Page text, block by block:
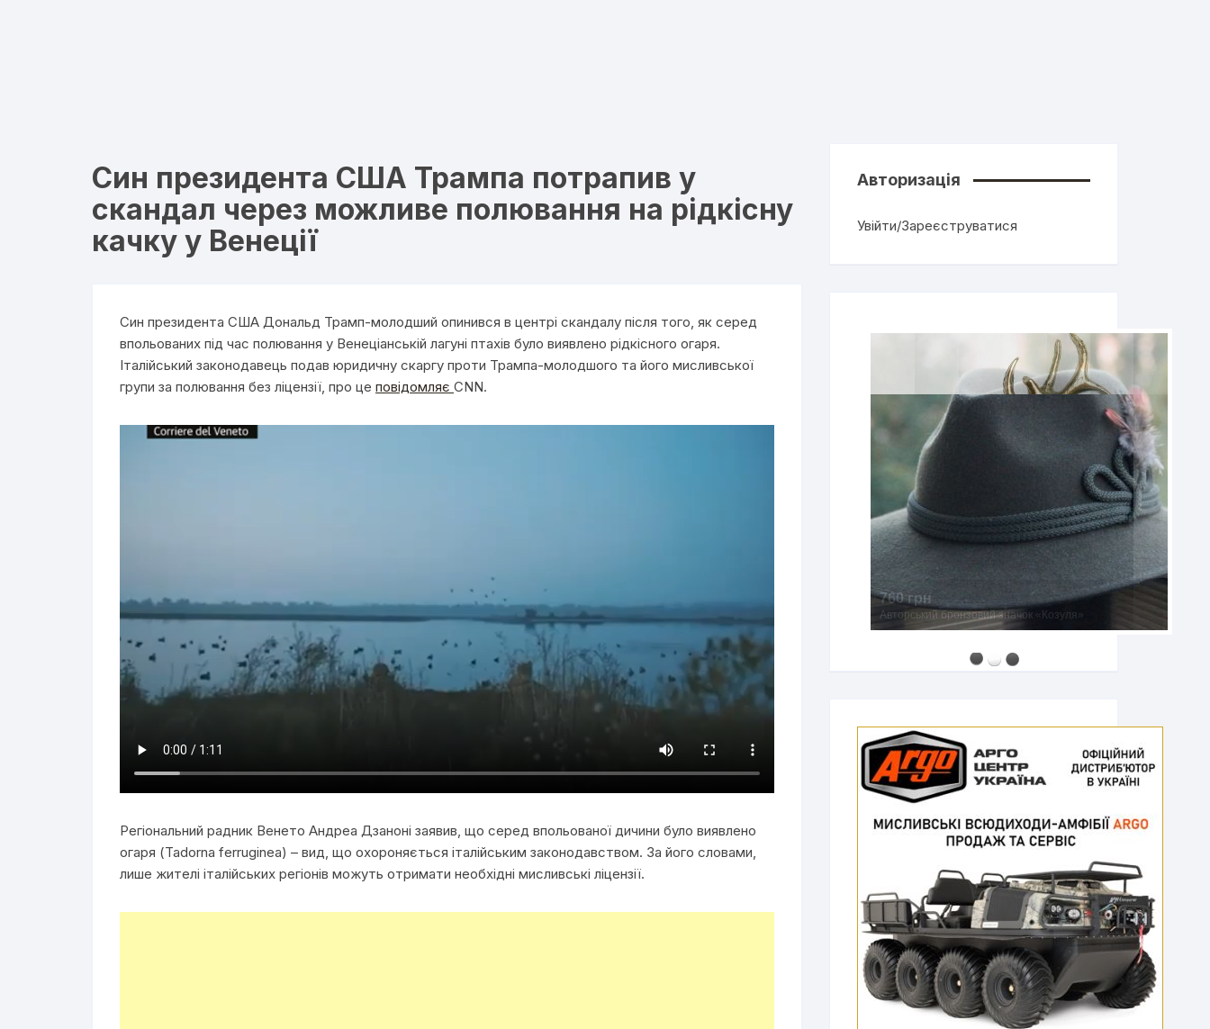
Син президента США Трампа потрапив у
скандал через можливе полювання на рідкісну
качку у Венеції
Син президента США Дональд Трамп-молодший опинився в центрі скандалу після того, як серед
впольованих під час полювання у Венеціанській лагуні птахів було виявлено рідкісного огаря.
Італійський законодавець подав юридичну скаргу проти Трампа-молодшого та його мисливської
групи за полювання без ліцензії, про це повідомляє CNN.
Регіональний радник Венето Андреа Дзаноні заявив, що серед впольованої дичини було виявлено
огаря (Tadorna ferruginea) – вид, що охороняється італійським законодавством. За його словами,
лише жителі італійських регіонів можуть отримати необхідні мисливські ліцензії.
Авторизація
Увійти/Зареєструватися
760 грн
Авторський бронзовий значок «Козуля»